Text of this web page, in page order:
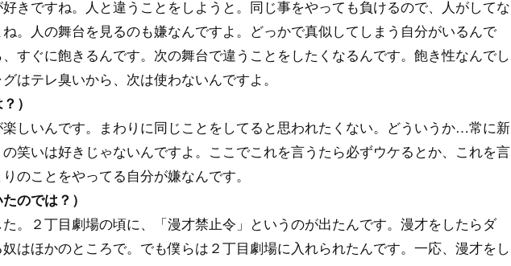
きですね。人と違うことをしようと。同じ事をやっても負けるので、人がしてな
。人の舞台を見るのも嫌なんですよ。どっかで真似してしまう自分がいるんで
すぐに飽きるんです。次の舞台で違うことをしたくなるんです。飽き性なんでし
はテレ臭いから、次は使わないんですよ。
）
しいんです。まわりに同じことをしてると思われたくない。どういうか…常に新
笑いは好きじゃないんですよ。ここでこれを言うたら必ずウケるとか、これを言
のことをやってる自分が嫌なんです。
のでは？）
。２丁目劇場の頃に、「漫才禁止令」というのが出たんです。漫才をしたらダ
はほかのところで。でも僕らは２丁目劇場に入れられたんです。一応、漫才をし